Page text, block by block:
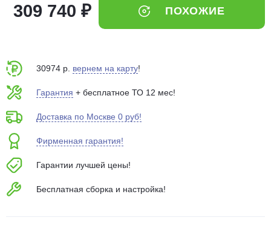
309 740 ₽ ПОХОЖИЕ
30974 р. вернем на карту!
Гарантия + бесплатное ТО 12 мес!
Доставка по Москве 0 руб!
Фирменная гарантия!
Гарантии лучшей цены!
Бесплатная сборка и настройка!
75% будут
Подробнее
Остались вопросы?